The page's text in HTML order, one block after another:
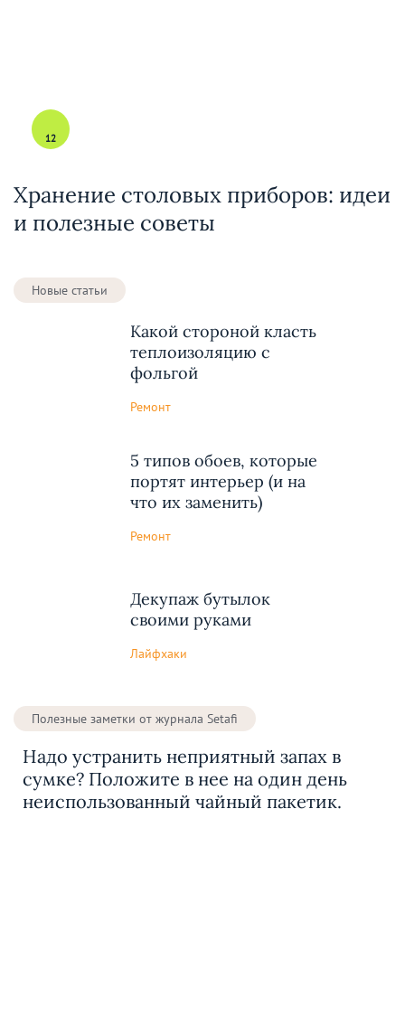
12
Хранение столовых приборов: идеи
и полезные советы
Новые статьи
Какой стороной класть
теплоизоляцию с
фольгой
Ремонт
5 типов обоев, которые
портят интерьер (и на
что их заменить)
Ремонт
Декупаж бутылок
своими руками
Лайфхаки
Полезные заметки от журнала Setafi